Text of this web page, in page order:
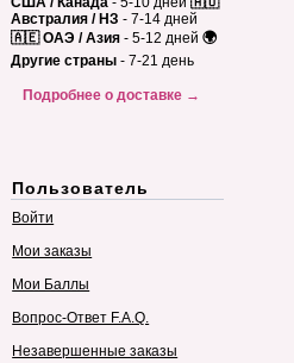
Австралия / НЗ - 7-14 дней
🇦🇪 ОАЭ / Азия - 5-12 дней 🌍
Другие страны - 7-21 день
Подробнее о доставке →
Пользователь
Войти
Мои заказы
Мои Баллы
Вопрос-Ответ F.A.Q.
Незавершенные заказы